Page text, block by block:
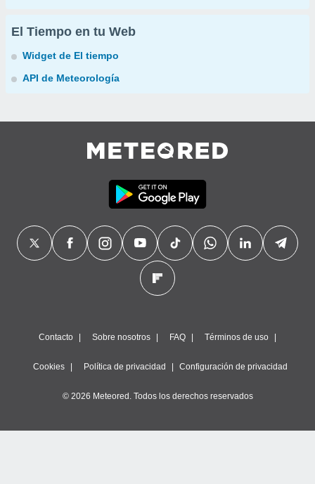
El Tiempo en tu Web
Widget de El tiempo
API de Meteorología
Contacto Sobre nosotros FAQ Términos de uso
Cookies Política de privacidad Configuración de privacidad
© 2026 Meteored. Todos los derechos reservados